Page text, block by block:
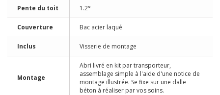
Pente du toit 1.2°
Couverture Bac acier laqué
Inclus Visserie de montage
Montage
Abri livré en kit par transporteur,
assemblage simple à l'aide d'une notice de
montage illustrée. Se fixe sur une dalle
béton à réaliser par vos soins.